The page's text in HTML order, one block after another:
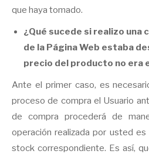
que haya tomado.
¿Qué sucede si realizo una
de la Página Web estaba
precio del producto no era
Ante el primer caso, es
proceso de compra el Usuario
de compra procederá de
operación realizada por usted
stock correspondiente. Es así,